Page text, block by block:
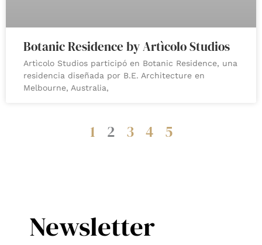
Botanic Residence by Artìcolo Studios
Artìcolo Studios participó en Botanic Residence, una
residencia diseñada por B.E. Architecture en
Melbourne, Australia,
1 2 3 4 5
Newsletter